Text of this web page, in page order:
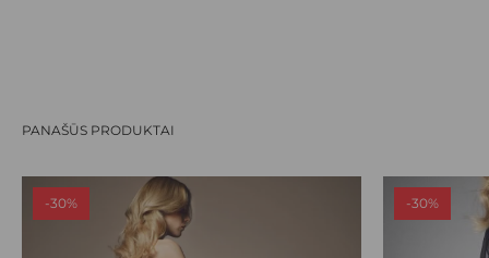
PANAŠŪS PRODUKTAI
-30% -30%